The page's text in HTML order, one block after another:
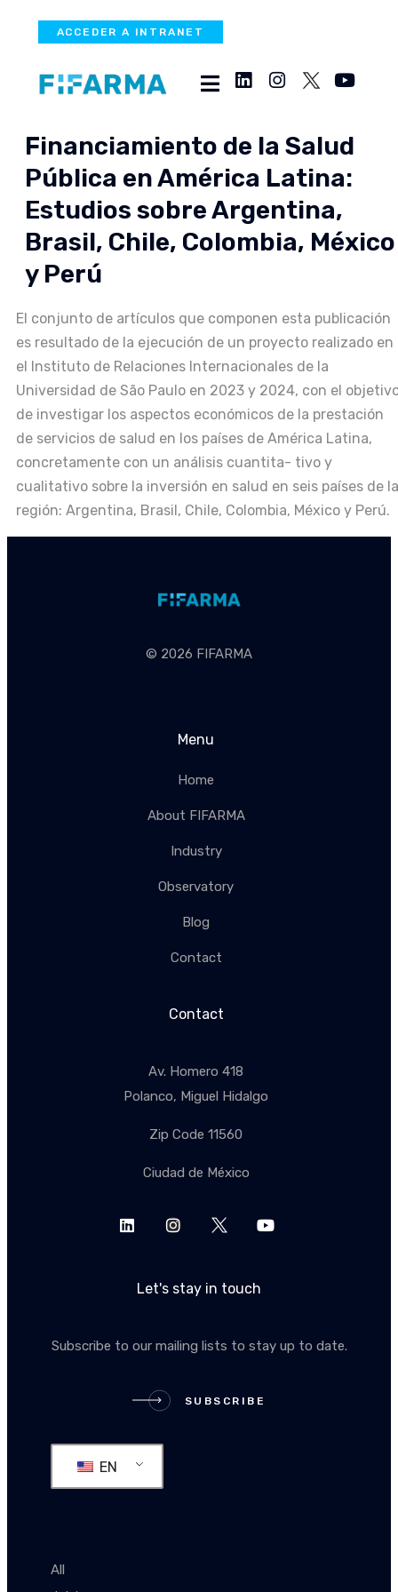
ACCEDER A INTRANET
Financiamiento de la Salud
Pública en América Latina:
Estudios sobre Argentina,
Brasil, Chile, Colombia, México
y Perú
El conjunto de artículos que componen esta publicación
es resultado de la ejecución de un proyecto realizado en
el Instituto de Relaciones Internacionales de la
Universidad de São Paulo en 2023 y 2024, con el
de investigar los aspectos económicos de la prestación
de servicios de salud en los países de América Latina,
concretamente con un análisis cuantita- tivo y
cualitativo sobre la inversión en salud en seis países de la
región: Argentina, Brasil, Chile, Colombia, México y Perú.
© 2026 FIFARMA
Menu
Home
About FIFARMA
Industry
Observatory
Blog
Contact
Contact
Av. Homero 418
Polanco, Miguel Hidalgo
Zip Code 11560
Ciudad de México
Let's stay in touch
Subscribe to our mailing lists to stay up to date.
SUBSCRIBE
EN
All